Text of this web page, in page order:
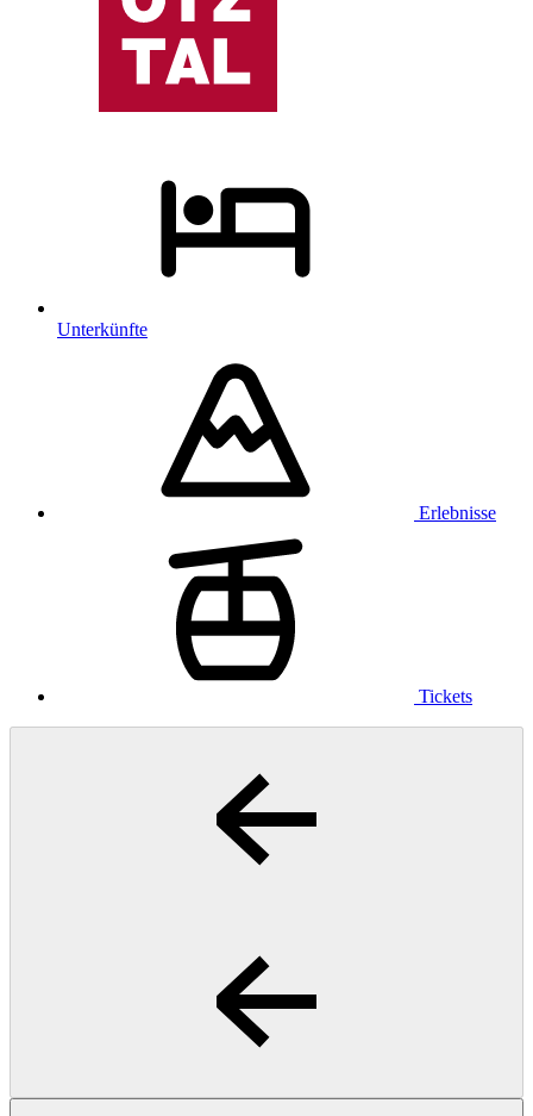
Unterkünfte
Erlebnisse
Tickets